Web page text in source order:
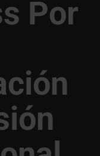
Por